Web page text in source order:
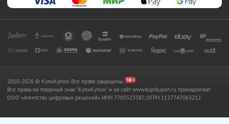
2010-2026 © КупиКупон. Все права защищены.
Все права на товарный знак "КупиКупон" и на сайт www.kupikupon.ru принадлежат
OOO «Агентство цифровых решений» ИНН 7705523387, ОГРН 1127747063212